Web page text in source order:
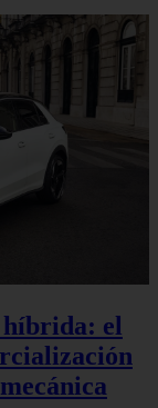
híbrida: el